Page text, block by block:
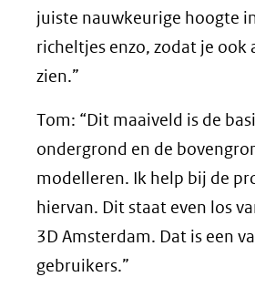
juiste nauwkeurige hoogte
richeltjes enzo, zodat je
zien.”
Tom: “Dit maaiveld is de
ondergrond en de
modelleren. Ik help bij de
hiervan. Dit staat even los
3D Amsterdam. Dat is een
gebruikers.”